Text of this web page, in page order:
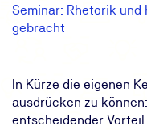
Seminar: Rhetorik und
gebracht
In Kürze die eigenen
ausdrücken zu
entscheidender